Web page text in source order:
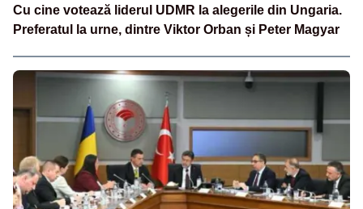
Cu cine votează liderul UDMR la alegerile din Ungaria.
Preferatul la urne, dintre Viktor Orban și Peter Magyar